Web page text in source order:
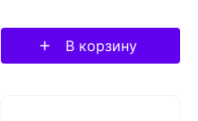
В корзину